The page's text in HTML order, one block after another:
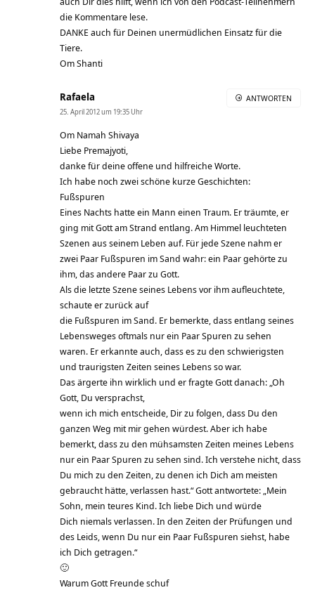
die Kommentare lese.
DANKE auch für Deinen unermüdlichen Einsatz für die
Tiere.
Om Shanti
Rafaela
25. April 2012 um 19:35 Uhr
Om Namah Shivaya
Liebe Premajyoti,
danke für deine offene und hilfreiche Worte.
Ich habe noch zwei schöne kurze Geschichten:
Fußspuren
Eines Nachts hatte ein Mann einen Traum. Er träumte, er
ging mit Gott am Strand entlang. Am Himmel leuchteten
Szenen aus seinem Leben auf. Für jede Szene nahm er
zwei Paar Fußspuren im Sand wahr: ein Paar gehörte zu
ihm, das andere Paar zu Gott.
Als die letzte Szene seines Lebens vor ihm aufleuchtete,
schaute er zurück auf
die Fußspuren im Sand. Er bemerkte, dass entlang seines
Lebensweges oftmals nur ein Paar Spuren zu sehen
waren. Er erkannte auch, dass es zu den schwierigsten
und traurigsten Zeiten seines Lebens so war.
Das ärgerte ihn wirklich und er fragte Gott danach: „Oh
Gott, Du versprachst,
wenn ich mich entscheide, Dir zu folgen, dass Du den
ganzen Weg mit mir gehen würdest. Aber ich habe
bemerkt, dass zu den mühsamsten Zeiten meines Lebens
nur ein Paar Spuren zu sehen sind. Ich verstehe nicht, dass
Du mich zu den Zeiten, zu denen ich Dich am meisten
gebraucht hätte, verlassen hast.“ Gott antwortete: „Mein
Sohn, mein teures Kind. Ich liebe Dich und würde
Dich niemals verlassen. In den Zeiten der Prüfungen und
des Leids, wenn Du nur ein Paar Fußspuren siehst, habe
ich Dich getragen.“
🙂
Warum Gott Freunde schuf
ANTWORTEN